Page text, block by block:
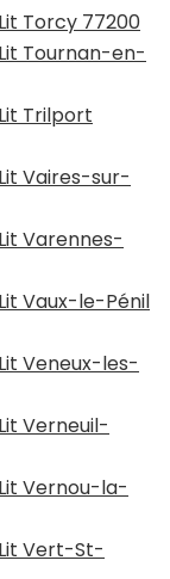
Torcy 77200
Tournan-en-
Trilport
Vaires-sur-
Varennes-
Vaux-le-Pénil
Veneux-les-
Verneuil-
Vernou-la-
Vert-St-